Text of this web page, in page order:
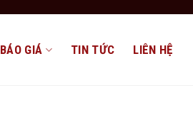
BÁO GIÁ TIN TỨC LIÊN HỆ